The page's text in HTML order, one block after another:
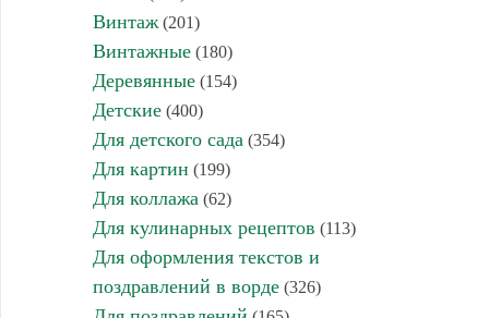
Винтаж(201)
Винтажные(180)
Деревянные(154)
Детские(400)
Для детского сада (354)
Для картин (199)
Для коллажа (62)
Для кулинарных рецептов (113)
Для оформления текстов и
поздравлений в ворде(326)